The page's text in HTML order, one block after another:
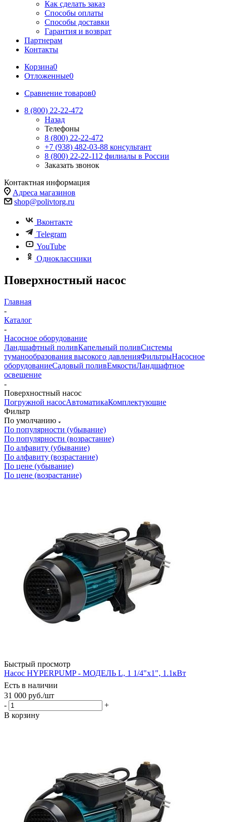
Как сделать заказ
Способы оплаты
Способы доставки
Гарантия и возврат
Партнерам
Контакты
Корзина0
Отложенные0
Сравнение товаров0
8 (800) 22-22-472
Назад
Телефоны
8 (800) 22-22-472
+7 (938) 482-03-88 консультант
8 (800) 22-22-112 филиалы в России
Заказать звонок
Контактная информация
Адреса магазинов
shop@polivtorg.ru
Вконтакте
Telegram
YouTube
Одноклассники
Поверхностный насос
Главная
-
Каталог
-
Насосное оборудование
Ландшафтный поливКапельный поливСистемы
туманообразования высокого давленияФильтрыНасосное
оборудованиеСадовый поливЕмкостиЛандшафтное
освещение
-
Поверхностный насос
Погружной насосАвтоматикаКомплектующие
Фильтр
По умолчанию
По популярности (убывание)
По популярности (возрастание)
По алфавиту (убывание)
По алфавиту (возрастание)
По цене (убывание)
По цене (возрастание)
Быстрый просмотр
Насос HYPERPUMP - МОДЕЛЬ L, 1 1/4"х1", 1.1кВт
Есть в наличии
31 000 руб./шт
-
+
В корзину